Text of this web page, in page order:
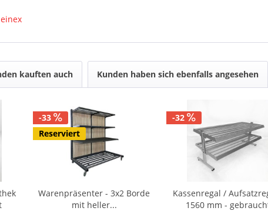
kauften auch Kunden haben sich ebenfalls angesehen
-33
Reserviert
Warenpräsenter - 3x2 Borde
mit heller...
-32
Kassenregal /
1560 mm -